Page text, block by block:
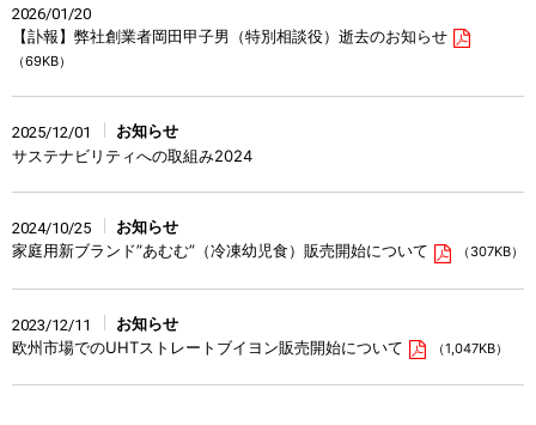
2026/01/20
【訃報】弊社創業者岡田甲子男（特別相談役）逝去のお知らせ
（69KB）
2025/12/01
お知らせ
サステナビリティへの取組み2024
2024/10/25
お知らせ
家庭用新ブランド”あむむ”（冷凍幼児食）販売開始について
（307KB）
2023/12/11
お知らせ
欧州市場でのUHTストレートブイヨン販売開始について
（1,047KB）